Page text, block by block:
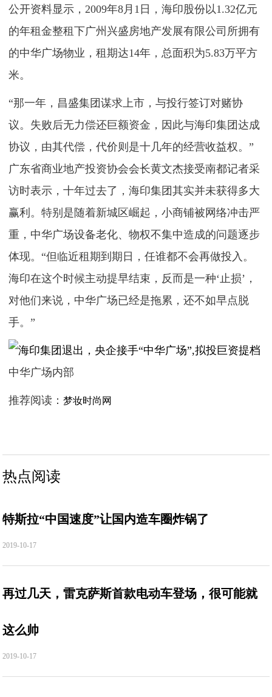
公开资料显示，2009年8月1日，海印股份以1.32亿元
的年租金整租下广州兴盛房地产发展有限公司所拥有
的中华广场物业，租期达14年，总面积为5.83万平方
米。
“那一年，昌盛集团谋求上市，与投行签订对赌协
议。失败后无力偿还巨额资金，因此与海印集团达成
协议，由其代偿，代价则是十几年的经营收益权。”
广东省商业地产投资协会会长黄文杰接受南都记者采
访时表示，十年过去了，海印集团其实并未获得多大
赢利。特别是随着新城区崛起，小商铺被网络冲击严
重，中华广场设备老化、物权不集中造成的问题逐步
体现。“但临近租期到期日，任谁都不会再做投入。
海印在这个时候主动提早结束，反而是一种‘止损’，
对他们来说，中华广场已经是拖累，还不如早点脱
手。”
中华广场内部
推荐阅读：梦妆时尚网
热点阅读
特斯拉“中国速度”让国内造车圈炸锅了
2019-10-17
再过几天，雷克萨斯首款电动车登场，很可能就
这么帅
2019-10-17